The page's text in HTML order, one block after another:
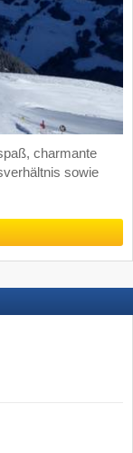
charmante
sowie